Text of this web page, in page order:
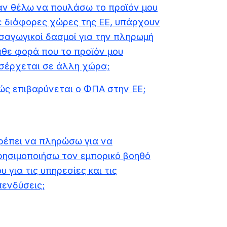
θέλω να πουλάσω το προϊόν μου
διάφορες χώρες της ΕΕ, υπάρχουν
δασμοί για την πληρωμή
φορά που το προϊόν μου
σε άλλη χώρα;
επιβαρύνεται ο ΦΠΑ στην ΕΕ;
να πληρώσω για να
τον εμπορικό βοηθό
για τις υπηρεσίες και τις